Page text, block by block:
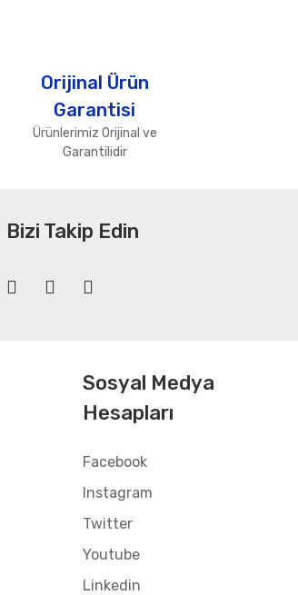
Orijinal Ürün
Garantisi
Ürünlerimiz Orijinal ve
Garantilidir
Bizi Takip Edin
Sosyal Medya
Hesapları
Facebook
Instagram
Twitter
Youtube
Linkedin